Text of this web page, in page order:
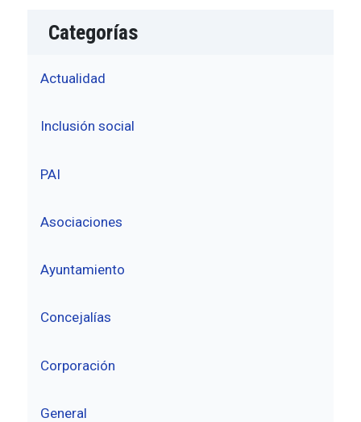
Categorías
Actualidad
Inclusión social
PAI
Asociaciones
Ayuntamiento
Concejalías
Corporación
General